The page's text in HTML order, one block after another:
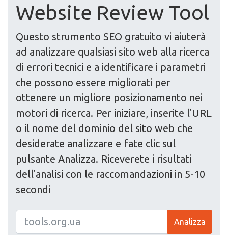
Website Review Tool
Questo strumento SEO gratuito vi aiuterà
ad analizzare qualsiasi sito web alla ricerca
di errori tecnici e a identificare i parametri
che possono essere migliorati per
ottenere un migliore posizionamento nei
motori di ricerca. Per iniziare, inserite l'URL
o il nome del dominio del sito web che
desiderate analizzare e fate clic sul
pulsante Analizza. Riceverete i risultati
dell'analisi con le raccomandazioni in 5-10
secondi
Analizza